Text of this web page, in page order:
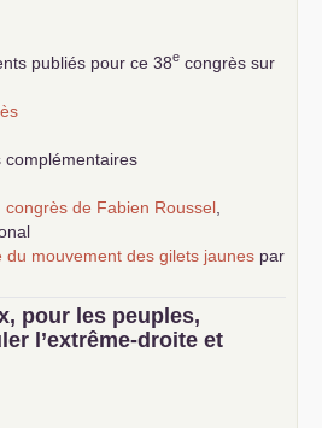
publiés pour ce 38e congrès sur
complémentaires
de Fabien Roussel
du mouvement des gilets jaunes par
Delaunay
le marxisme est la
temps
communistes et ouvrier
pour les peuples,
l’extrême-droite et